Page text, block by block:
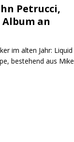
Petrucci,
an
im alten Jahr: Liquid
bestehend aus Mike